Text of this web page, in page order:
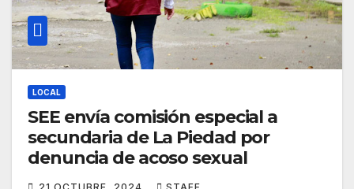
LOCAL
SEE envía comisión especial a
secundaria de La Piedad por
denuncia de acoso sexual